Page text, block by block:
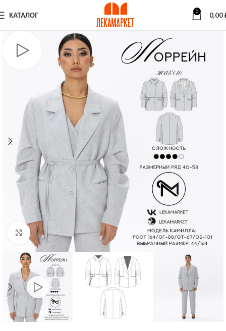
КАТАЛОГ 0 0,00
Нажмите, чтобы увеличить